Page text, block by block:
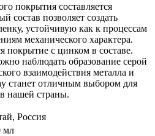
покрытия составляется
состав позволяет создать
устойчивую как к процессам
механического характера.
покрытие с цинком в составе.
наблюдать образование серой
взаимодействия металла и
станет отличным выбором для
нашей страны.
Россия
мл